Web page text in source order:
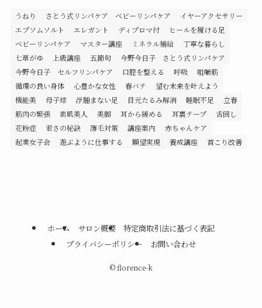
うねり さとう式リンパケア ベビーリンパケア
イヤーアクセサリー
エプソムソルト
エレガント ディプロマ付
ヒールを履ける足
ベビーリンパケア
マスター講座 ミネラル補給
丁寧な暮らし
七草がゆ
上級講座 五節句
今野今日子 さとう式リンパケア
今野今日子 セルフリンパケア
口腔を整える 呼吸
咀嚼筋
循環の良い身体
心豊かな女性 春バテ
望む未来を叶えよう
機能美
母子球 浮腫まない足 目元たるみ解消 睡眠不足
立春
筋肉の緊張
素肌美人 美脚 耳から緩める 耳裏テープ
舌回し
花粉症
若さの秘訣 薄毛対策 講座案内
赤ちゃんケア
起業女子会
遊ぶように仕事する 願望実現 養成講座 首こり改善
ホーム サロン概要
特定商取引法に基づく表記
プライバシーポリシー
お問い合わせ
©florence-k